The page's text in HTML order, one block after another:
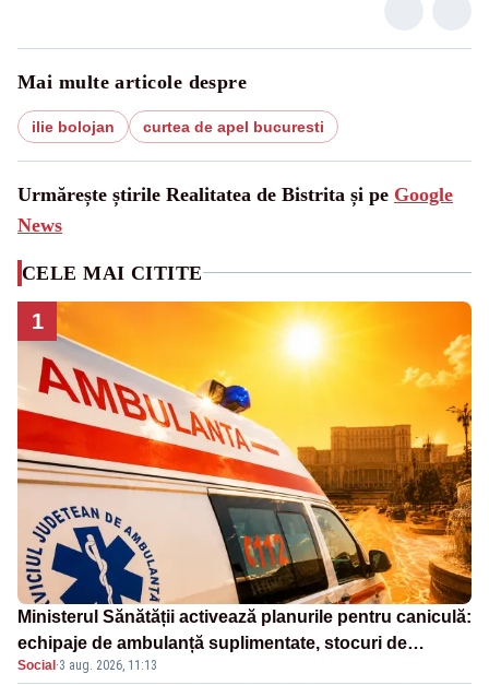
Mai multe articole despre
ilie bolojan curtea de apel bucuresti
Urmărește știrile Realitatea de Bistrita și pe Google
News
CELE MAI CITITE
1
Ministerul Sănătății activează planurile pentru caniculă:
echipaje de ambulanță suplimentate, stocuri de
medicamente verificate și puncte de apă în spațiile
Social ·3 aug. 2026, 11:13